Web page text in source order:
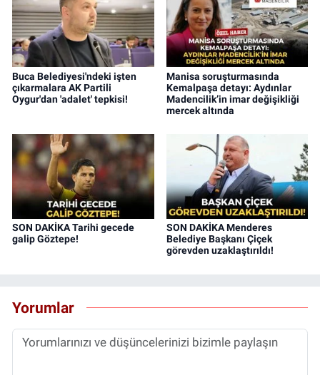
Buca Belediyesi'ndeki işten
çıkarmalara AK Partili
Oygur'dan 'adalet' tepkisi!
Manisa soruşturmasında
Kemalpaşa detayı: Aydınlar
Madencilik’in imar değişikliği
mercek altında
SON DAKİKA Tarihi gecede
galip Göztepe!
SON DAKİKA Menderes
Belediye Başkanı Çiçek
görevden uzaklaştırıldı!
Yorumlar